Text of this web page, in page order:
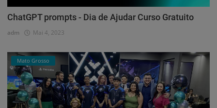
ChatGPT prompts - Dia de Ajudar Curso Gratuito
adm Mai 4, 2023
Mato Grosso